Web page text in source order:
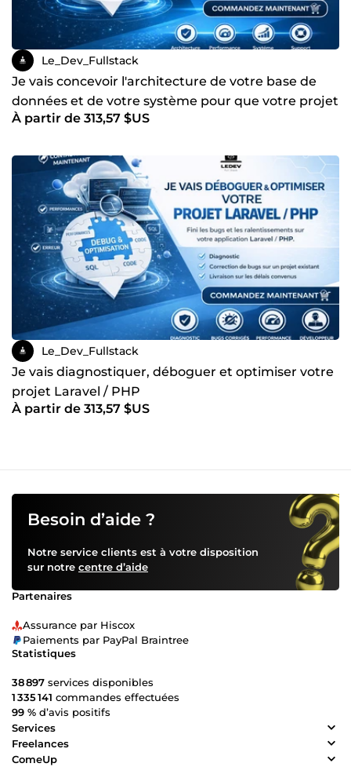
Le_Dev_Fullstack
Je vais concevoir l'architecture de votre base de
données et de votre système pour que votre projet
tienne
À partir de 313,57 $US
Le_Dev_Fullstack
Je vais diagnostiquer, déboguer et optimiser votre
projet Laravel / PHP
À partir de 313,57 $US
Besoin d’aide ?
Notre service clients est à votre disposition
sur notre centre d’aide
Partenaires
Assurance par Hiscox
Paiements par PayPal Braintree
Statistiques
38 897 services disponibles
1 335 141 commandes effectuées
99 % d’avis positifs
Services
Freelances
ComeUp